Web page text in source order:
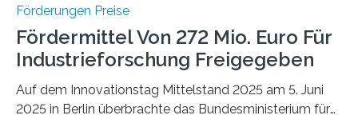
Förderungen Preise
Fördermittel Von 272 Mio. Euro Für
Industrieforschung Freigegeben
Auf dem Innovationstag Mittelstand 2025 am 5. Juni
2025 in Berlin überbrachte das Bundesministerium für